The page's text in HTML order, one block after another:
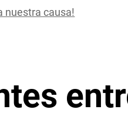
nuestra causa!